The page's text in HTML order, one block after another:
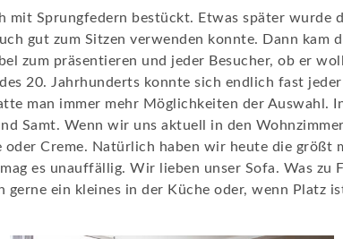
mit Sprungfedern bestückt. Etwas später wurde
gut zum Sitzen verwenden konnte. Dann kam
zum präsentieren und jeder Besucher, ob er
20. Jahrhunderts konnte sich endlich fast
man immer mehr Möglichkeiten der Auswahl.
Samt. Wenn wir uns aktuell in den
Creme. Natürlich haben wir heute die größt
es unauffällig. Wir lieben unser Sofa. Was zu
ein kleines in der Küche oder, wenn Platz